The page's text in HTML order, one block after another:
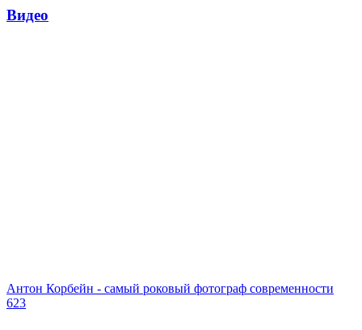
Видео
Антон Корбейн - самый роковый фотограф современности
623